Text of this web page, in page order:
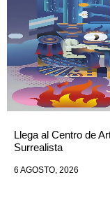
Llega al Centro de
Surrealista
6 AGOSTO, 2026